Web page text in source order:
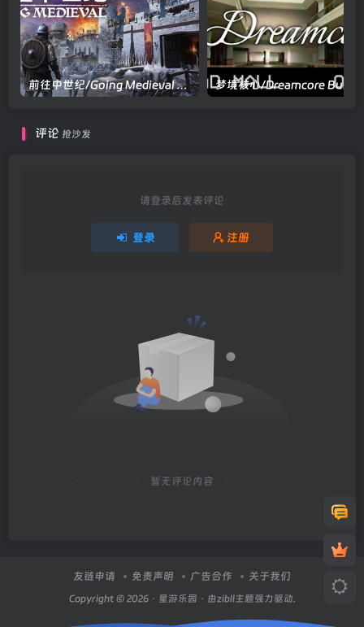
前往中世纪/Going Medieval v1.0.103|策略模拟|容量776MB|官方中文版
评论 抢沙发
请登录后发表评论
登录 注册
暂无评论内容
友链申请 免责声明 广告合作 关于我们
Copyright © 2026 · 星游乐园 · 由zibll主题强力驱动.